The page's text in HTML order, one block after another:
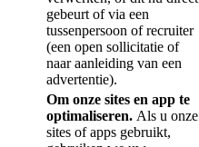
gebeurt of via een
tussenpersoon of recruiter
(een open sollicitatie of
naar aanleiding van een
advertentie).
Om onze sites en app te
optimaliseren. Als u onze
sites of apps gebruikt,